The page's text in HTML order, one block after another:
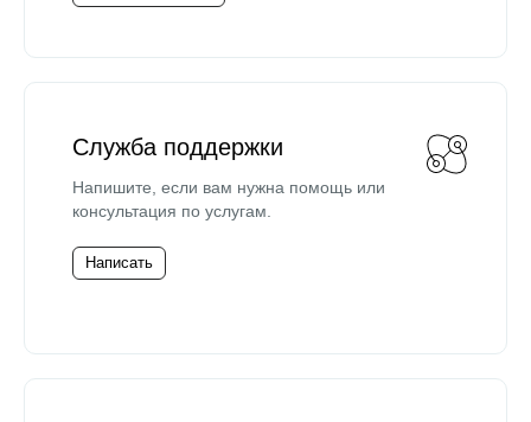
Служба поддержки
Напишите, если вам нужна помощь или
консультация по услугам.
Написать